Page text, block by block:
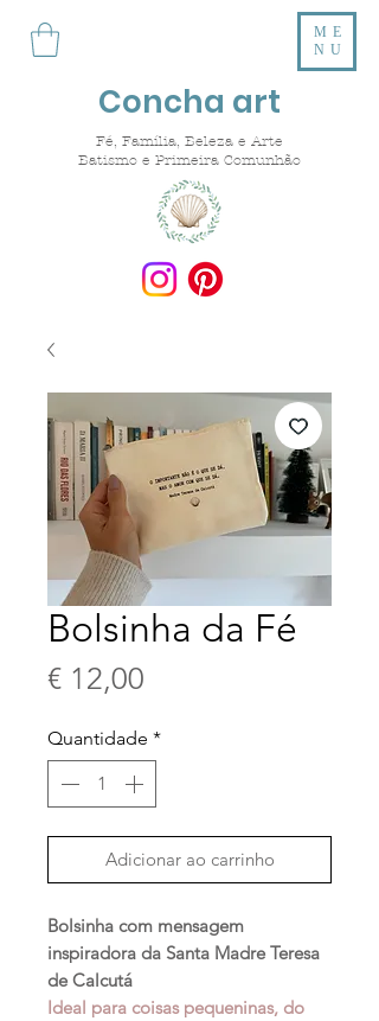
Concha art
ME
NU
Fé, Família, Beleza e Arte
Batismo e Primeira Comunhão
Bolsinha da Fé
€ 12,00
Quantidade *
Adicionar ao carrinho
Bolsinha com mensagem
inspiradora da Santa Madre Teresa
de Calcutá
Ideal para coisas pequeninas, do